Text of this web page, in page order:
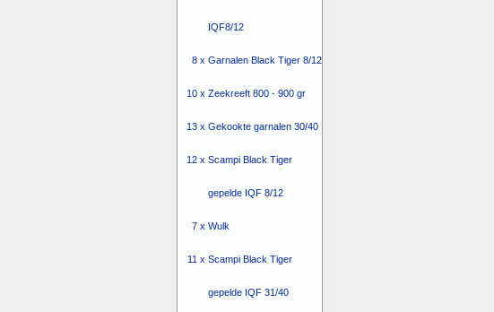
IQF8/12
8 x Garnalen Black Tiger 8/12
10 x Zeekreeft 800 - 900 gr
13 x Gekookte garnalen 30/40
12 x Scampi Black Tiger
gepelde IQF 8/12
7 x Wulk
11 x Scampi Black Tiger
gepelde IQF 31/40